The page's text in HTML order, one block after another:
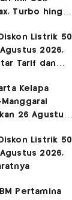
Turbo hingga
Listrik 50
2026,
Tarif dan
Kelapa
26 Agustus
Listrik 50
2026,
Pertamina